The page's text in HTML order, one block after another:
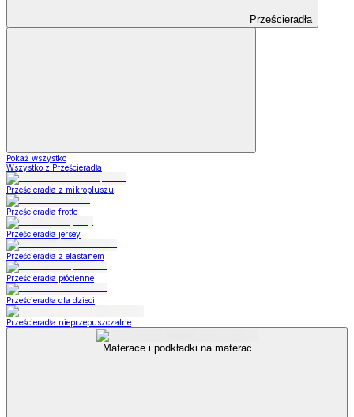
Prześcieradła
Pokaż wszystko
Wszystko z Prześcieradła
Prześcieradła z mikropluszu
Prześcieradła frotte
Prześcieradła jersey
Prześcieradła z elastanem
Prześcieradła płócienne
Prześcieradła dla dzieci
Prześcieradła nieprzepuszczalne
Materace i podkładki na materac